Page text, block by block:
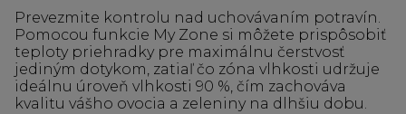
Prevezmite kontrolu nad uchovávaním potravín.
Pomocou funkcie My Zone si môžete prispôsobiť
teploty priehradky pre maximálnu čerstvosť
jediným dotykom, zatiaľ čo zóna vlhkosti udržuje
ideálnu úroveň vlhkosti 90 %, čím zachováva
kvalitu vášho ovocia a zeleniny na dlhšiu dobu.